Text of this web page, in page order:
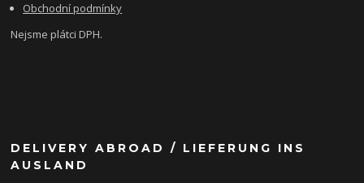
Obchodní podmínky
Nejsme plátci DPH.
DELIVERY ABROAD / LIEFERUNG INS
AUSLAND